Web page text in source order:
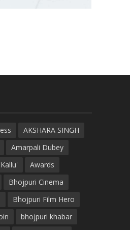
AKSHARA SINGH
Amarpali Dubey
Awards
Bhojpuri Cinema
Bhojpuri Film Hero
bhojpuri khabar